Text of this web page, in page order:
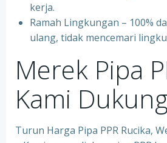
kerja.
⁠Ramah Lingkungan – 100%
ulang, tidak mencemari
Merek Pipa
Kami
Turun Harga Pipa PPR Rucika,